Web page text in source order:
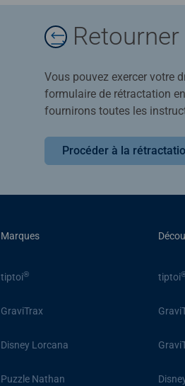
Vous pouvez exercer votre
formulaire de rétractation
fournirons toutes les
Procéder à la
Marques
tiptoi®
GraviTrax
Disney Lorcana
Puzzle Nathan
tiptoi